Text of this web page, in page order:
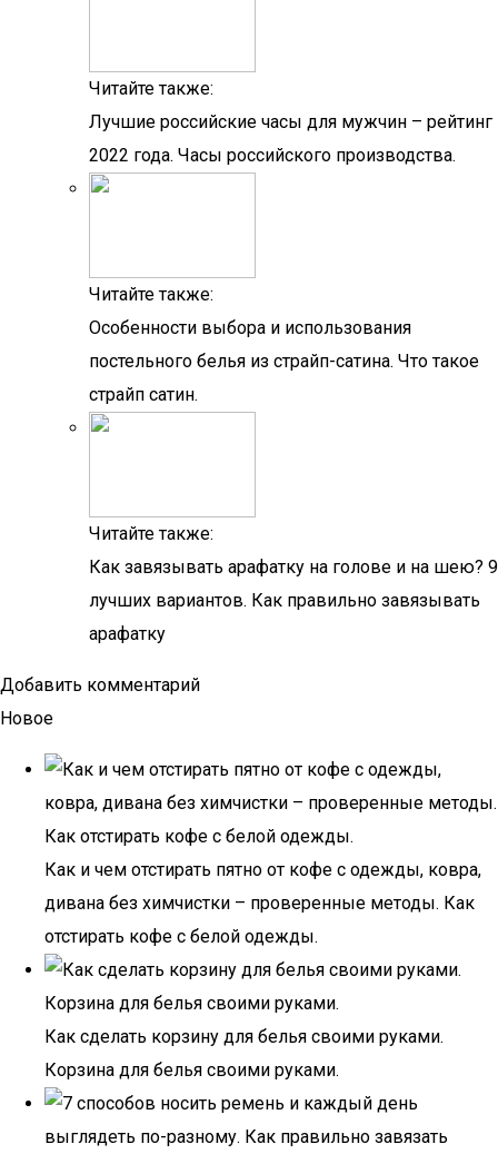
Читайте также:
Лучшие российские часы для мужчин – рейтинг
2022 года. Часы российского производства.
Читайте также:
Особенности выбора и использования
постельного белья из страйп-сатина. Что такое
страйп сатин.
Читайте также:
Как завязывать арафатку на голове и на шею? 9
лучших вариантов. Как правильно завязывать
арафатку
Добавить комментарий
Новое
Как и чем отстирать пятно от кофе с одежды, ковра,
дивана без химчистки – проверенные методы. Как
отстирать кофе с белой одежды.
Как сделать корзину для белья своими руками.
Корзина для белья своими руками.